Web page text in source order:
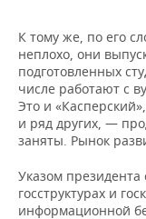
К тому же, по его
неплохо, они
подготовленных
числе работают с
Это и
и ряд других, —
заняты. Рынок
Указом
госструктурах и
информационной